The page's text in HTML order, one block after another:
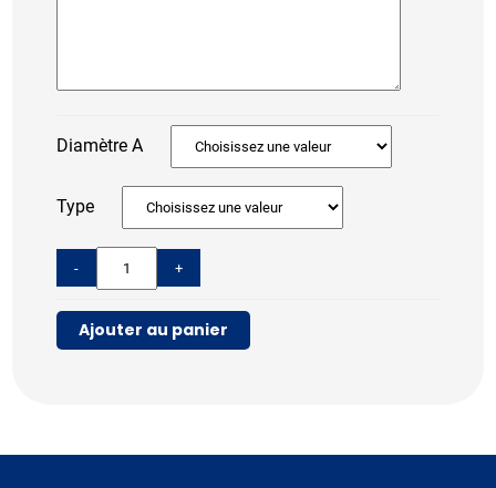
Diamètre A
Type
- +
Ajouter au panier